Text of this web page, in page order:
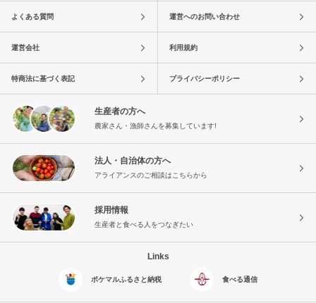
よくある質問 運営へのお問い合わせ
運営会社 利用規約
特商法に基づく表記 プライバシーポリシー
生産者の方へ
農家さん・漁師さんを募集しています!
法人・自治体の方へ
アライアンスのご相談はこちらから
採用情報
生産者と食べる人をつなぎたい
Links
ポケマルふるさと納税 食べる通信